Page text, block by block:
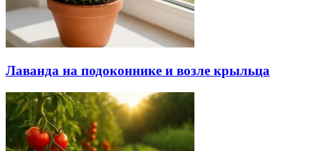
Лаванда на подоконнике и возле крыльца